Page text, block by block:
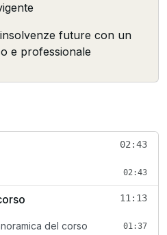
future con un
e professionale
02:43
02:43
11:13
del corso 01:37